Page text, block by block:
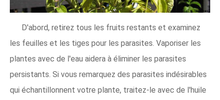
D'abord, retirez tous les fruits restants et examinez
les feuilles et les tiges pour les parasites. Vaporiser les
plantes avec de l'eau aidera à éliminer les parasites
persistants. Si vous remarquez des parasites indésirables
qui échantillonnent votre plante, traitez-le avec de l'huile